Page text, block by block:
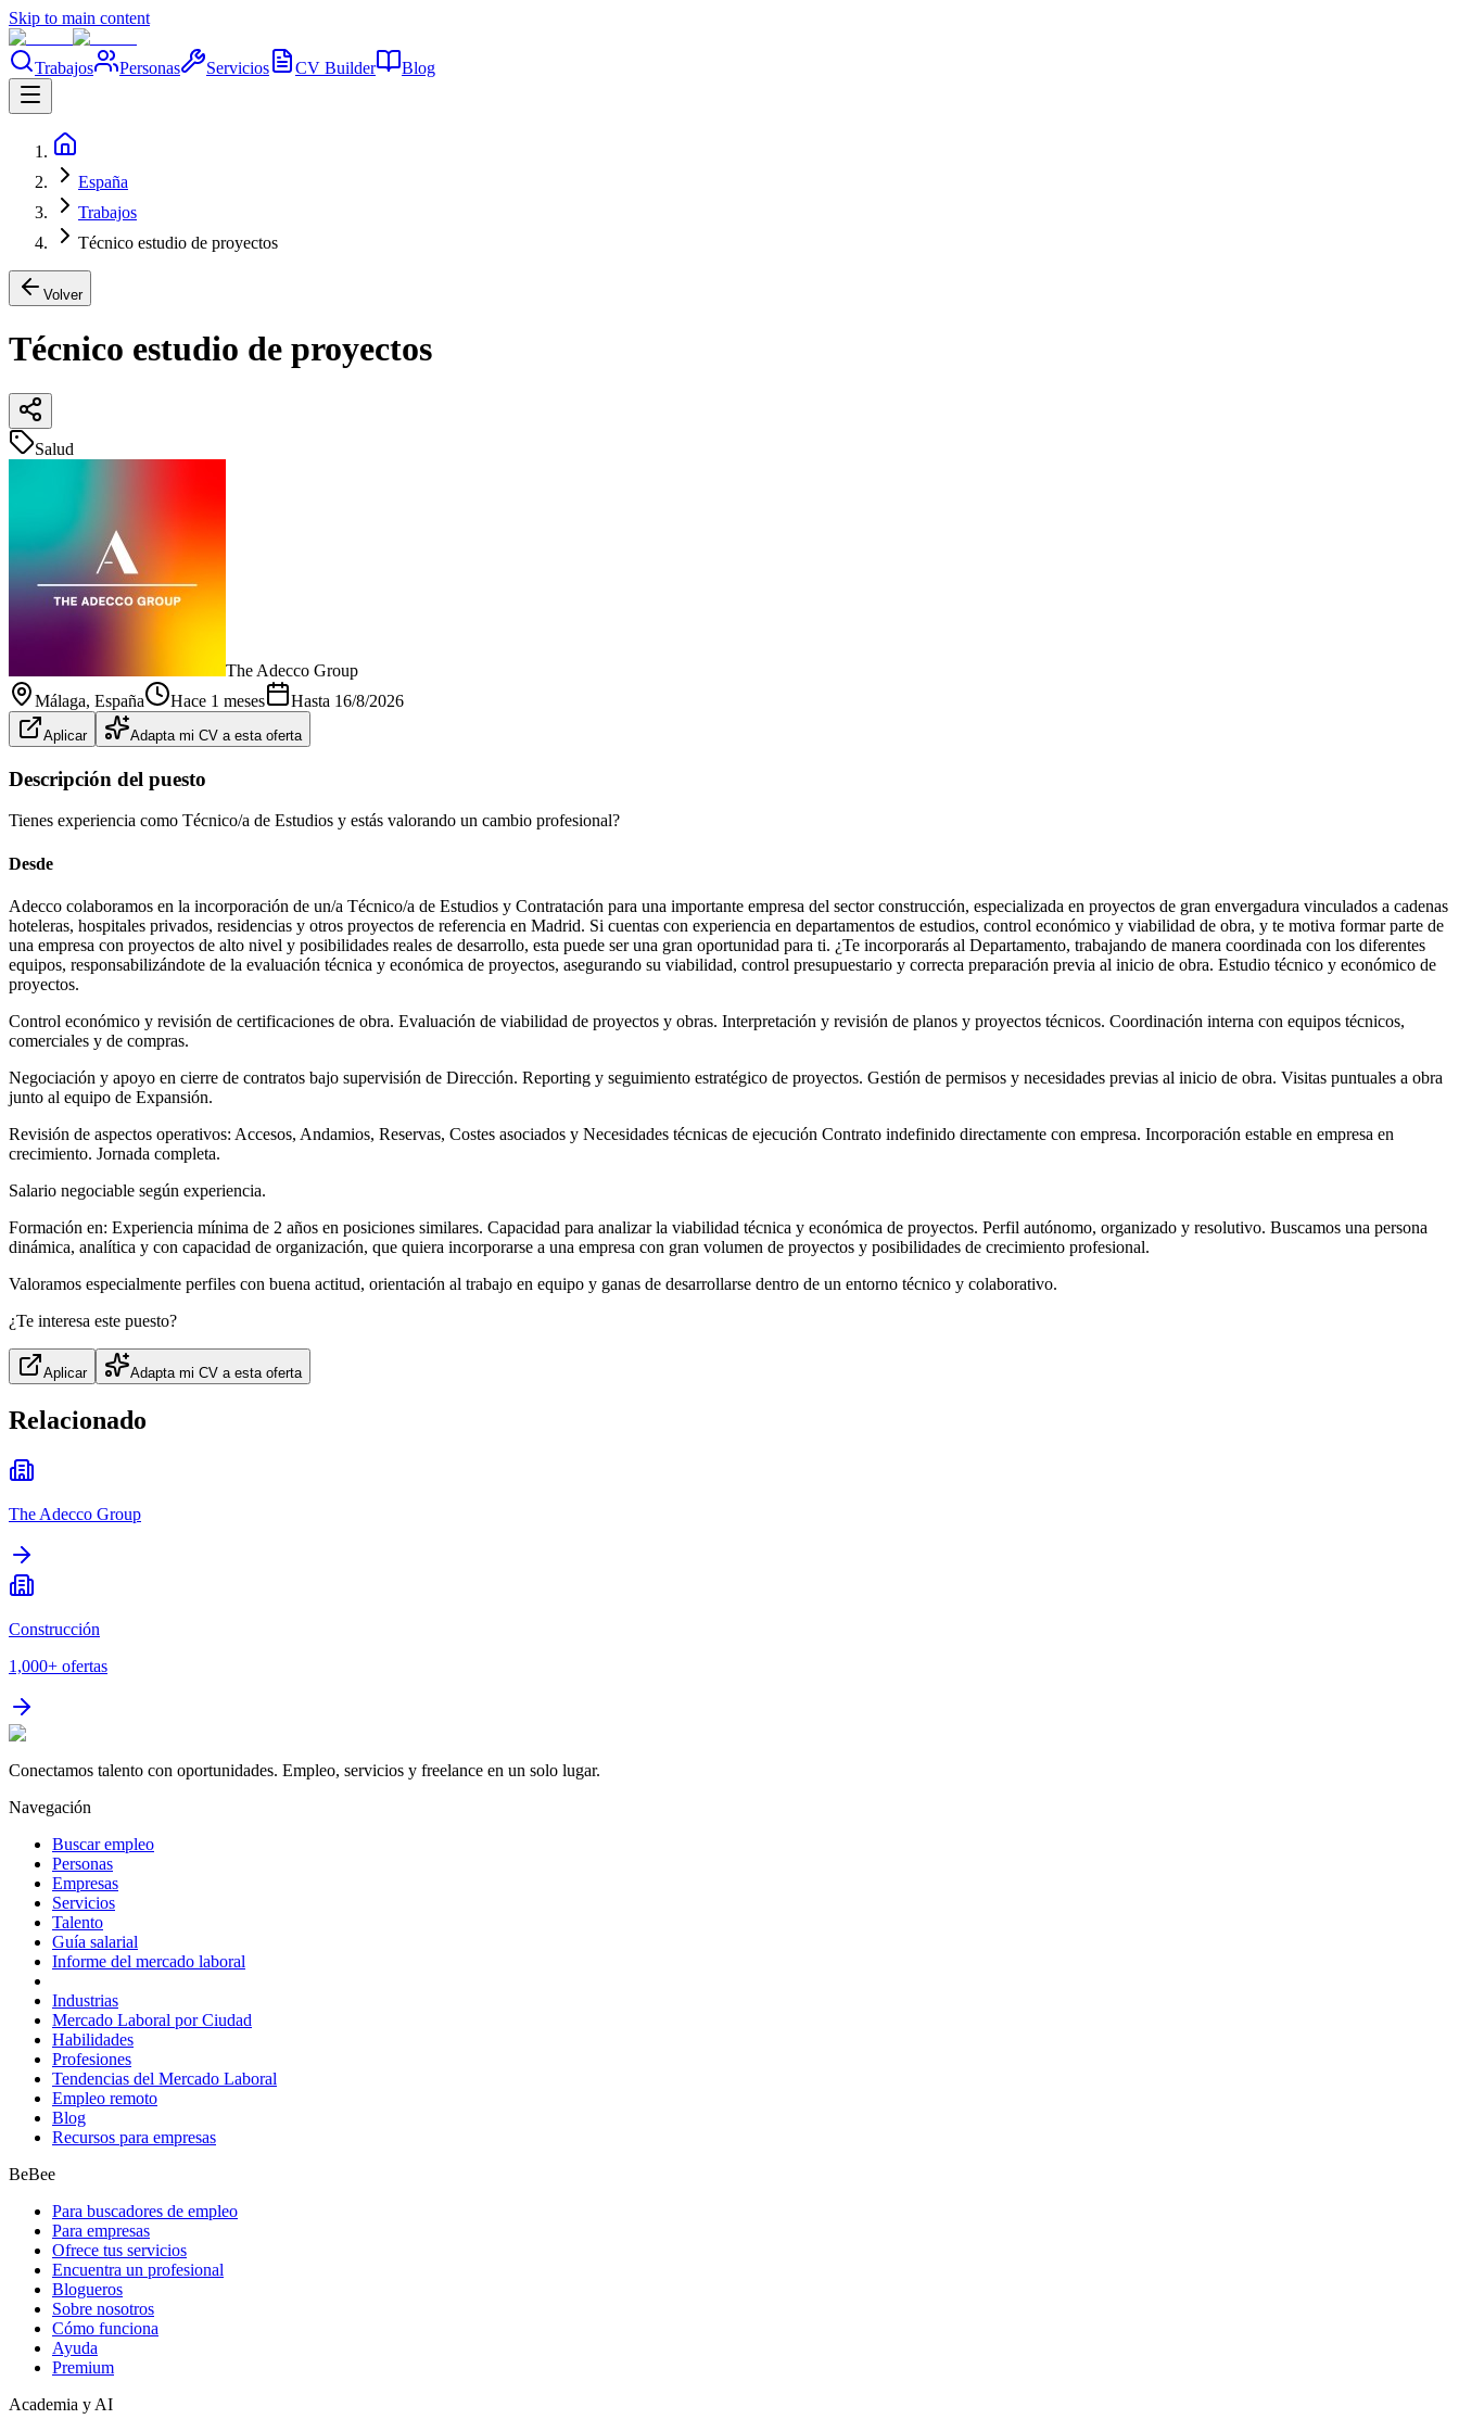
Skip to main content
Trabajos Personas Servicios CV Builder Blog
España
Trabajos
Técnico estudio de proyectos
Volver
Técnico estudio de proyectos
Salud
The Adecco Group
Málaga, España Hace 1 meses Hasta 16/8/2026
Aplicar Adapta mi CV a esta oferta
Descripción del puesto
Tienes experiencia como Técnico/a de Estudios y estás valorando un cambio profesional?
Desde
Adecco colaboramos en la incorporación de un/a Técnico/a de Estudios y Contratación para una importante empresa del sector construcción, especializada en proyectos de gran envergadura vinculados a cadenas
hoteleras, hospitales privados, residencias y otros proyectos de referencia en Madrid. Si cuentas con experiencia en departamentos de estudios, control económico y viabilidad de obra, y te motiva formar parte de
una empresa con proyectos de alto nivel y posibilidades reales de desarrollo, esta puede ser una gran oportunidad para ti. ¿Te incorporarás al Departamento, trabajando de manera coordinada con los diferentes
equipos, responsabilizándote de la evaluación técnica y económica de proyectos, asegurando su viabilidad, control presupuestario y correcta preparación previa al inicio de obra. Estudio técnico y económico de
proyectos.
Control económico y revisión de certificaciones de obra. Evaluación de viabilidad de proyectos y obras. Interpretación y revisión de planos y proyectos técnicos. Coordinación interna con equipos técnicos,
comerciales y de compras.
Negociación y apoyo en cierre de contratos bajo supervisión de Dirección. Reporting y seguimiento estratégico de proyectos. Gestión de permisos y necesidades previas al inicio de obra. Visitas puntuales a obra
junto al equipo de Expansión.
Revisión de aspectos operativos: Accesos, Andamios, Reservas, Costes asociados y Necesidades técnicas de ejecución Contrato indefinido directamente con empresa. Incorporación estable en empresa en
crecimiento. Jornada completa.
Salario negociable según experiencia.
Formación en: Experiencia mínima de 2 años en posiciones similares. Capacidad para analizar la viabilidad técnica y económica de proyectos. Perfil autónomo, organizado y resolutivo. Buscamos una persona
dinámica, analítica y con capacidad de organización, que quiera incorporarse a una empresa con gran volumen de proyectos y posibilidades de crecimiento profesional.
Valoramos especialmente perfiles con buena actitud, orientación al trabajo en equipo y ganas de desarrollarse dentro de un entorno técnico y colaborativo.
¿Te interesa este puesto?
Aplicar Adapta mi CV a esta oferta
Relacionado
The Adecco Group
Construcción
1,000+ ofertas
Conectamos talento con oportunidades. Empleo, servicios y freelance en un solo lugar.
Navegación
Buscar empleo
Personas
Empresas
Servicios
Talento
Guía salarial
Informe del mercado laboral
Industrias
Mercado Laboral por Ciudad
Habilidades
Profesiones
Tendencias del Mercado Laboral
Empleo remoto
Blog
Recursos para empresas
BeBee
Para buscadores de empleo
Para empresas
Ofrece tus servicios
Encuentra un profesional
Blogueros
Sobre nosotros
Cómo funciona
Ayuda
Premium
Academia y AI